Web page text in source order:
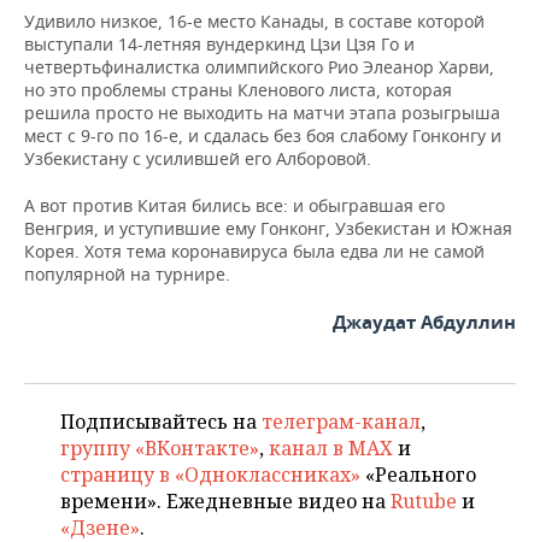
Удивило низкое, 16-е место Канады, в составе которой
выступали 14-летняя вундеркинд Цзи Цзя Го и
четвертьфиналистка олимпийского Рио Элеанор Харви,
но это проблемы страны Кленового листа, которая
решила просто не выходить на матчи этапа розыгрыша
мест с 9-го по 16-е, и сдалась без боя слабому Гонконгу и
Узбекистану с усилившей его Алборовой.
А вот против Китая бились все: и обыгравшая его
Венгрия, и уступившие ему Гонконг, Узбекистан и Южная
Корея. Хотя тема коронавируса была едва ли не самой
популярной на турнире.
Джаудат Абдуллин
Подписывайтесь на телеграм-канал,
группу «ВКонтакте»,канал в MAXи
страницу в «Одноклассниках» «Реального
времени». Ежедневные видео наRutube и
«Дзене».